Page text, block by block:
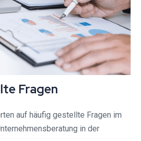
Fragen
auf häufig gestellte Fragen im
in der